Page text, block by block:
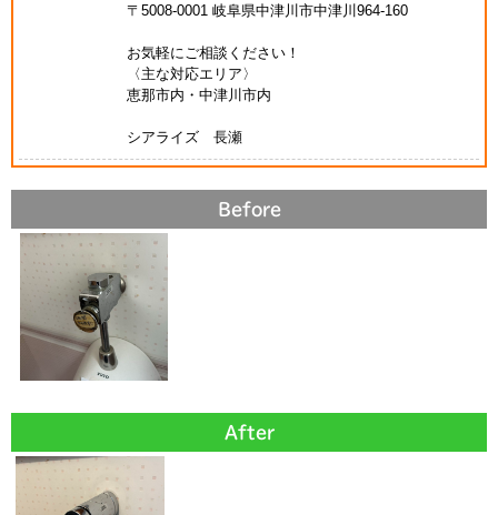
〒5008-0001 岐阜県中津川市中津川964-160
お気軽にご相談ください！
〈主な対応エリア〉
恵那市内・中津川市内
シアライズ 長瀬
Before
After